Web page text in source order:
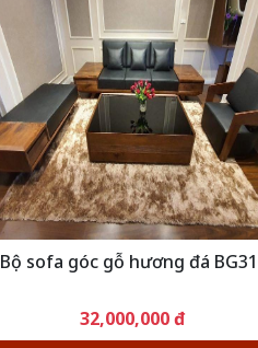
Bộ sofa góc gỗ hương đá BG31
32,000,000 đ